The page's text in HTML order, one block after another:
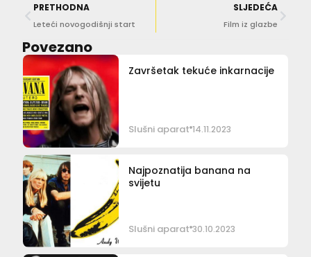
PRETHODNA
Leteći novogodišnji start
SLJEDEĆA
Film iz glazbe
Povezano
Završetak tekuće inkarnacije
Slušni aparat 14.11.2023
Najpoznatija banana na
svijetu
Slušni aparat 30.10.2023